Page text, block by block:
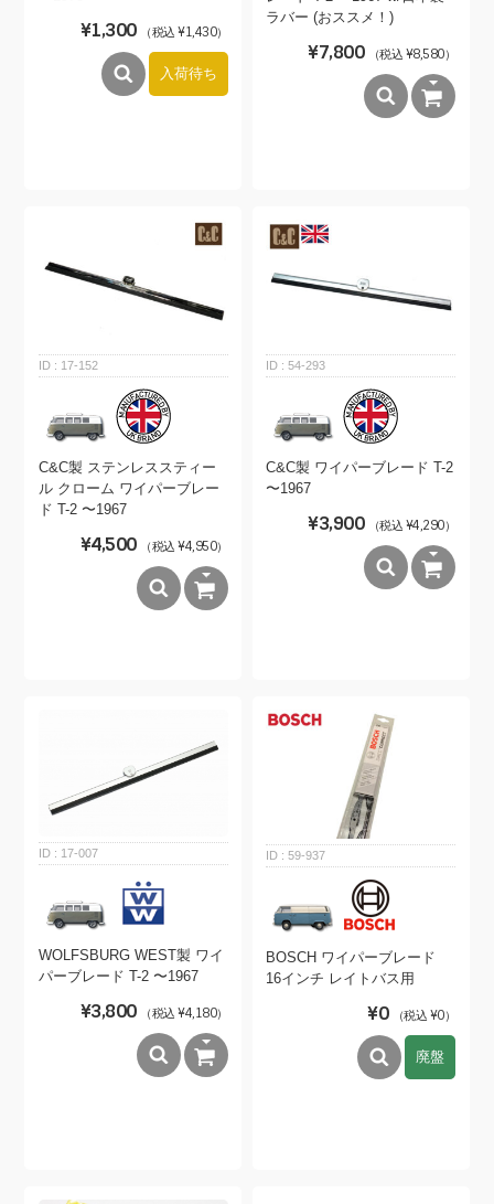
¥1,300 （税込 ¥1,430）
入荷待ち
ラバー (おススメ！)
¥7,800 （税込 ¥8,580）
17-152
C&C製 ステンレススティー
ル クローム ワイパーブレー
ド T-2 〜1967
¥4,500 （税込 ¥4,950）
54-293
C&C製 ワイパーブレード T-2
〜1967
¥3,900 （税込 ¥4,290）
17-007
WOLFSBURG WEST製 ワイ
パーブレード T-2 〜1967
¥3,800 （税込 ¥4,180）
59-937
BOSCH ワイパーブレード
16インチ レイトバス用
¥0 （税込 ¥0）
廃盤